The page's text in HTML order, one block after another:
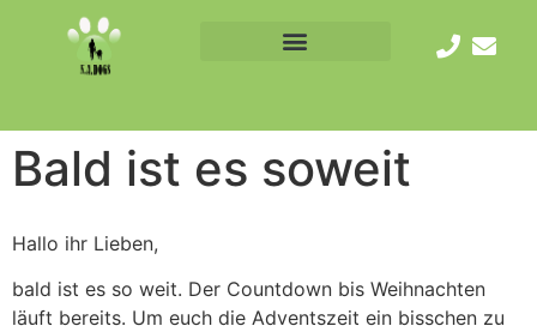
Bald ist es soweit
Hallo ihr Lieben,
bald ist es so weit. Der Countdown bis Weihnachten
läuft bereits. Um euch die Adventszeit ein bisschen zu